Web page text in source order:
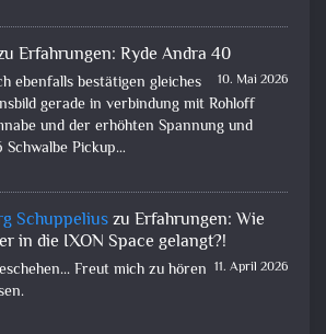
Erfahrungen: Ryde Andra 40
10. Mai 2026
ebenfalls bestätigen gleiches
gerade in verbindung mit Rohloff
und der erhöhten Spannung und
Schwalbe Pickup…
Schuppeliuszu Erfahrungen: Wie
in die IXON Space gelangt?!
11. April 2026
Freut mich zu hören